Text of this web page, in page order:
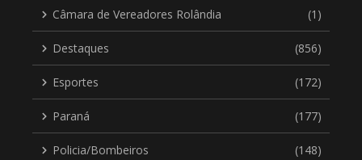
Câmara de Vereadores Rolândia (1)
Destaques (856)
Esportes (172)
Paraná (177)
Policia/Bombeiros (148)